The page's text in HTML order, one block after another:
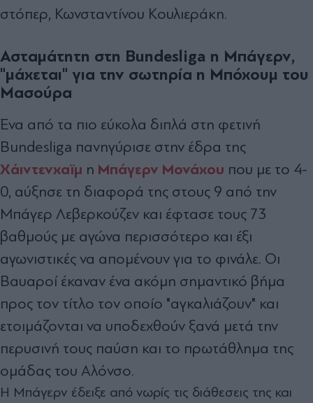
στόπερ, Κωνσταντίνου Κουλιεράκη.
Ασταμάτητη στη Bundesliga η Μπάγερν,
"μάχεται" για την σωτηρία η Μπόχουμ του
Μασούρα
Ένα από τα πιο εύκολα διπλά στη φετινή
Bundesliga πανηγύρισε στην έδρα της
Χάιντενχαϊμ η Μπάγερν Μονάχου που με το 4-
0, αύξησε τη διαφορά της στους 9 από την
Μπάγερ Λεβερκούζεν και έφτασε τους 73
βαθμούς με αγώνα περισσότερο και έξι
αγωνιστικές να απομένουν για το φινάλε. Οι
Βαυαροί έκαναν ένα ακόμη σημαντικό βήμα
προς τον τίτλο τον οποίο "αγκαλιάζουν" και
ετοιμάζονται να υποδεχθούν ξανά μετά την
περυσινή τους παύση και το πρωτάθλημα της
ομάδας του Αλόνσο.
Η Μπάγερν έδειξε από νωρίς τις διάθεσεις της και